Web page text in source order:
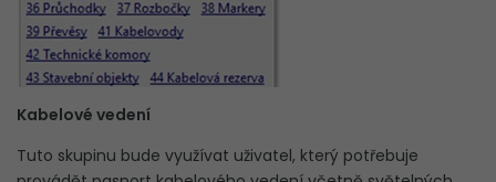
Kabelové vedení
Tuto skupinu bude využívat uživatel, který potřebuje